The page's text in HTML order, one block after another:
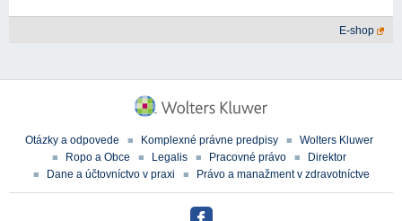
E-shop
Otázky a odpovede Komplexné právne predpisy
Wolters Kluwer
Ropo a Obce
Legalis Pracovné právo
Direktor
Dane a účtovníctvo v praxi
Právo a manažment v zdravotníctve